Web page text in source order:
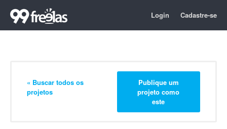
Login Cadastre-se
« Buscar todos os
projetos
Publique um
projeto como
este